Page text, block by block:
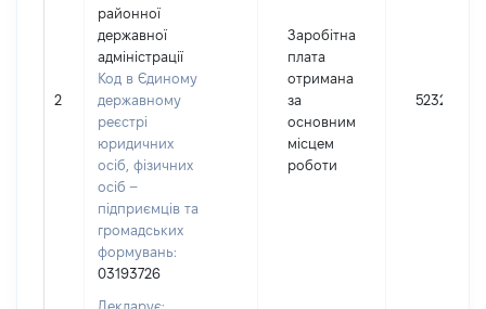
2
районної
державної
адміністрації
Код в Єдиному
державному
реєстрі
юридичних
осіб, фізичних
осіб –
підприємців та
громадських
формувань:
03193726
Декларує:
Заробітна
плата
отримана
за
основним
місцем
роботи
52321